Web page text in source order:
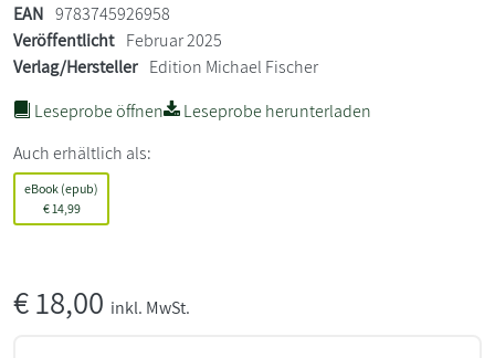
EAN 9783745926958
Veröffentlicht Februar 2025
Verlag/Hersteller Edition Michael Fischer
Leseprobe öffnen
Leseprobe herunterladen
Auch erhältlich als:
eBook (epub)
€14,99
€18,00 inkl. MwSt.